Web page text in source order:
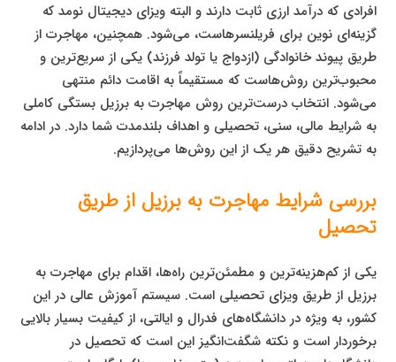
افرادی که درآمد ارزی ثابت دارند و البته ویزای دیجیتال نومد که
گزینه‌ای نوین برای فریلنسرهاست، می‌شود. همچنین، مهاجرت از
طریق پیوند خانوادگی (ازدواج یا تولد فرزند) یکی از سریع‌ترین و
محبوب‌ترین روش‌هاست که مستقیماً به اقامت دائم منتهی
می‌شود. انتخاب درست‌ترین روش مهاجرت به برزیل بستگی کاملی
به شرایط مالی، سنی، تحصیلی و اهداف بلندمدت شما دارد. در ادامه
به تشریح دقیق هر یک از این روش‌ها می‌پردازیم.
بررسی شرایط مهاجرت به برزیل از طریق
تحصیل
یکی از کم‌هزینه‌ترین و مطمئن‌ترین راه‌ها، اقدام برای مهاجرت به
برزیل از طریق ویزای تحصیلی است. سیستم آموزش عالی در این
کشور، به ویژه در دانشگاه‌های فدرال و ایالتی، از کیفیت بسیار بالایی
برخوردار است و نکته شگفت‌انگیز این است که تحصیل در